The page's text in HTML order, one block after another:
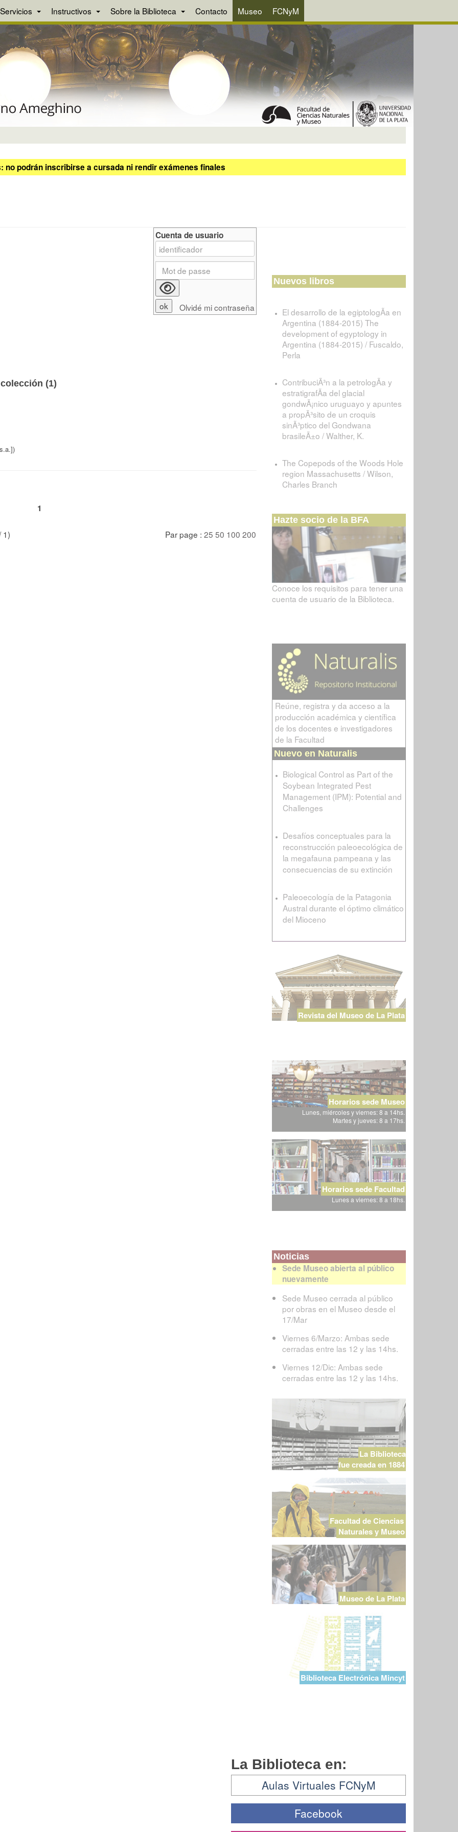
Servicios Instructivos Sobre la Biblioteca Contacto Museo FCNyM
podrán inscribirse a cursada ni rendir exámenes finales
(1)
1
1) Par page : 25 50 100 200
Cuenta de usuario
Olvidé mi contraseña
Nuevos libros
El desarrollo de la egiptologÃ­a en
Argentina (1884-2015) The
development of egyptology in
Argentina (1884-2015) / Fuscaldo,
Perla
ContribuciÃ³n a la petrologÃ­a y
estratigrafÃ­a del glacial
gondwÃ¡nico uruguayo y apuntes
a propÃ³sito de un croquis
sinÃ³ptico del Gondwana
brasileÃ±o / Walther, K.
The Copepods of the Woods Hole
region Massachusetts / Wilson,
Charles Branch
Hazte socio de la BFA
Conoce los requisitos para tener una
cuenta de usuario de la Biblioteca.
Reúne, registra y da acceso a la
producción académica y científica
de los docentes e investigadores
de la Facultad
Nuevo en Naturalis
Biological Control as Part of the
Soybean Integrated Pest
Management (IPM): Potential and
Challenges
Desafíos conceptuales para la
reconstrucción paleoecológica de
la megafauna pampeana y las
consecuencias de su extinción
Paleoecología de la Patagonia
Austral durante el óptimo climático
del Mioceno
Revista del Museo de La Plata
Horarios sede Museo
Lunes, miércoles y viernes: 8 a 14hs.
Martes y jueves: 8 a 17hs.
Horarios sede Facultad
Lunes a viernes: 8 a 18hs.
Noticias
Sede Museo abierta al público
nuevamente
Sede Museo cerrada al público
por obras en el Museo desde el
17/Mar
Viernes 6/Marzo: Ambas sede
cerradas entre las 12 y las 14hs.
Viernes 12/Dic: Ambas sede
cerradas entre las 12 y las 14hs.
La Biblioteca
fue creada en 1884
Facultad de Ciencias
Naturales y Museo
Museo de La Plata
Biblioteca Electrónica Mincyt
La Biblioteca en:
Aulas Virtuales FCNyM
Facebook